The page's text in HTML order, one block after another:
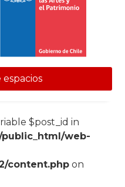
$post_id in
web-
content.phpon